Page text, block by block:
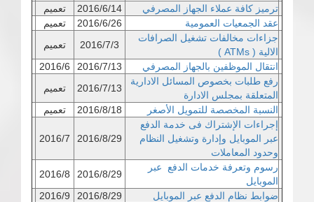
ترميز كافة عملاء الجهاز المصرفي
2016/6/14
تعميم
عقد الجمعيات العمومية
2016/6/26
تعميم
جزاءات مخالفات تشغيل الصرافات
الالية ( ATMs )
2016/7/3
تعميم
انتقال الموظفين بالجهاز المصرفي
2016/7/13
2016/6
رفع طلبات بخصوص المسائل الادارية
المتعلقة بمجلس الادارة
2016/7/13
تعميم
النسبة المخصصة للتمويل الأصغر
2016/8/18
تعميم
إجراءات الإشتراك فى خدمة الدفع
عبر الموبايل وإدارة وتشغيل النظام
وحدود المعاملات
2016/8/29
2016/7
رسوم وتعرفة خدمات الدفع عبر
الموبايل
2016/8/29
2016/8
ضوابط نظام الدفع عبر الموبايل
2016/8/29
2016/9